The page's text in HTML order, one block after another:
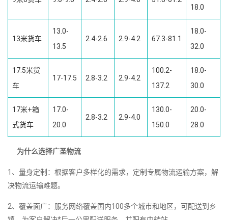
18.0
13米货车
13.0-
13.5
2.4-2.6 2.9-4.2 67.3-81.1
18.0-
32.0
17.5米货
车
17-17.5 2.8-3.2 2.9-4.2
100.2-
137.2
18.0-
30.0
17米+箱
式货车
17.0-
20.0
2.8-3.2 2.9-4.0
130.0-
150.0
20.0-
28.0
为什么选择广圣物流
1、量身定制：根据客户多样化的需求，定制专属物流运输方案，解
决物流运输难题。
2、覆盖面广：服务网络覆盖国内100多个城市和地区，可配送到乡